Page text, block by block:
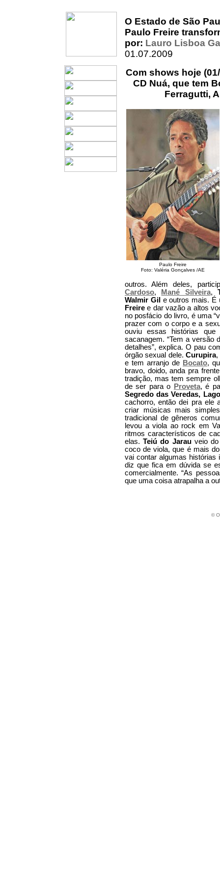
O Estado de São
Paulo Freire
por: Lauro Lisboa
01.07.2009
Com shows hoje
CD Nuá, que tem
Ferragutti,
Paulo Freire
Foto: Valéria Gonçalves /AE
outros. Além deles,
Cardoso, Mané Silveira,
Walmir Gil e outros mais. É
Freire e dar vazão a altos
no posfácio do livro, é uma
prazer com o corpo e a
ouviu essas histórias que
sacanagem. “Tem a versão
detalhes”, explica. O pau
órgão sexual dele.Curupira,
e tem arranjo de Bocato,
bravo, doido, anda pra
tradição, mas tem sempre
de ser para o
Proveta, é
Segredo das Veredas,
cachorro, então dei pra ele
criar músicas mais
tradicional de gêneros
levou a viola ao rock em
ritmos característicos de
elas.Teiú do Jarauveio do
coco de viola, que é mais
vai contar algumas
diz que fica em dúvida se
comercialmente. “As
que uma coisa atrapalha a
©O